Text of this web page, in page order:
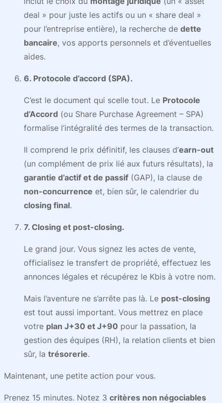
deal » pour juste les actifs ou un « share deal »
pour l’entreprise entière), la recherche de dette
bancaire, vos apports personnels et d’éventuelles
aides.
6. Protocole d’accord (SPA).
C’est le document qui scelle tout. Le Protocole
d’Accord (ou Share Purchase Agreement – SPA)
formalise l’intégralité des termes de la transaction.
Il comprend le prix définitif, les clauses d’earn-out
(un complément de prix lié aux futurs résultats), la
garantie d’actif et de passif (GAP), la clause de
non-concurrence et, bien sûr, le calendrier du
closing final.
7. Closing et post-closing.
Le grand jour. Vous signez les actes de vente,
officialisez le transfert de propriété, effectuez les
annonces légales et récupérez le Kbis à votre nom.
Mais l’aventure ne s’arrête pas là. Le post-closing
est tout aussi important. Vous mettrez en place
votre plan J+30 et J+90 pour la passation, la
gestion des équipes (RH), la relation clients et bien
sûr, la trésorerie.
Maintenant, une petite action pour vous.
Prenez 15 minutes. Notez 3 critères non négociables